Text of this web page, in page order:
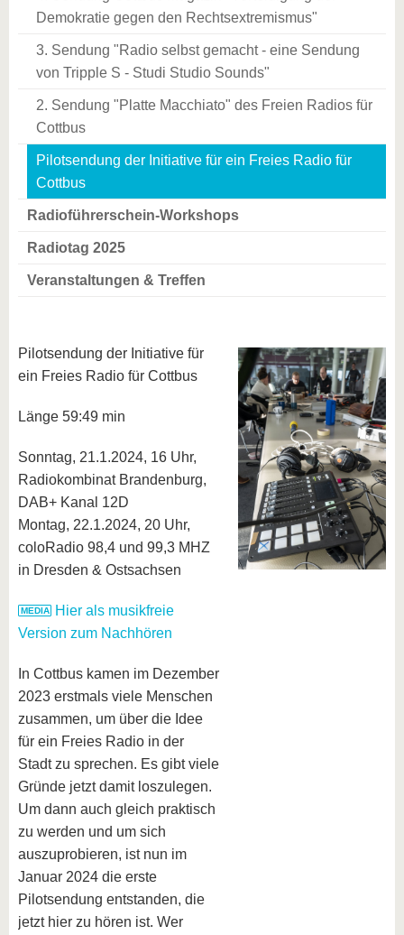
Demokratie gegen den Rechtsextremismus"
3. Sendung "Radio selbst gemacht - eine Sendung
von Tripple S - Studi Studio Sounds"
2. Sendung "Platte Macchiato" des Freien Radios für
Cottbus
Pilotsendung der Initiative für ein Freies Radio für
Cottbus
Radioführerschein-Workshops
Radiotag 2025
Veranstaltungen & Treffen
Pilotsendung der Initiative für
ein Freies Radio für Cottbus
Länge 59:49 min
Sonntag, 21.1.2024, 16 Uhr,
Radiokombinat Brandenburg,
DAB+ Kanal 12D
Montag, 22.1.2024, 20 Uhr,
coloRadio 98,4 und 99,3 MHZ
in Dresden & Ostsachsen
Hier als musikfreie
Version zum Nachhören
In Cottbus kamen im Dezember
2023 erstmals viele Menschen
zusammen, um über die Idee
für ein Freies Radio in der
Stadt zu sprechen. Es gibt viele
Gründe jetzt damit loszulegen.
Um dann auch gleich praktisch
zu werden und um sich
auszuprobieren, ist nun im
Januar 2024 die erste
Pilotsendung entstanden, die
jetzt hier zu hören ist. Wer